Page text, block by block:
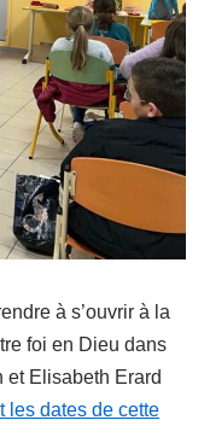
à s’ouvrir à la
foi en Dieu dans
et Elisabeth Erard
les dates de cette